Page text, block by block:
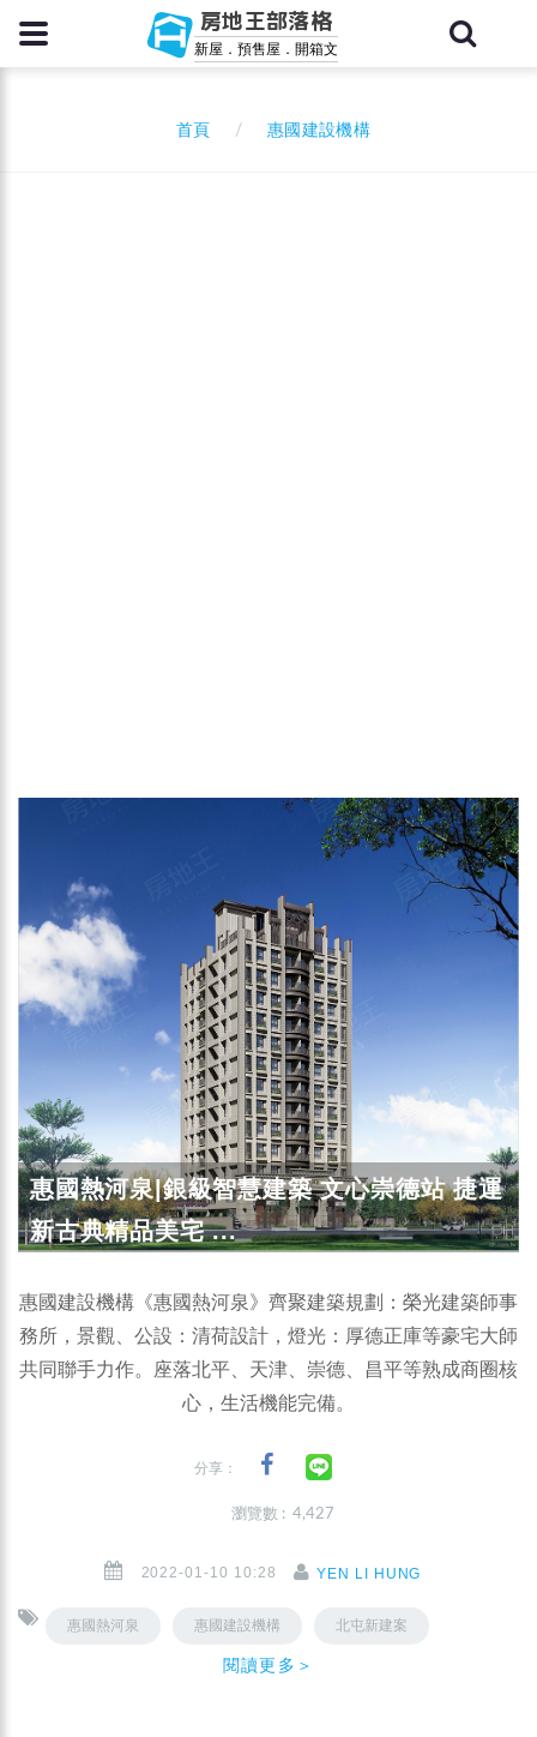
房地王部落格
新屋．預售屋．開箱文
首頁 惠國建設機構
惠國熱河泉|銀級智慧建築 文心崇德站 捷運
新古典精品美宅 ...
惠國建設機構《惠國熱河泉》齊聚建築規劃：榮光建築師事
務所，景觀、公設：清荷設計，燈光：厚德正庫等豪宅大師
共同聯手力作。座落北平、天津、崇德、昌平等熟成商圈核
心，生活機能完備。
分享：
瀏覽數 : 4,427
2022-01-10 10:28 YEN LI HUNG
惠國熱河泉 惠國建設機構 北屯新建案
閱讀更多＞